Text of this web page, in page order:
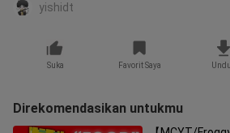
yishidt
Suka Favorit Saya
Direkomendasikan untukmu